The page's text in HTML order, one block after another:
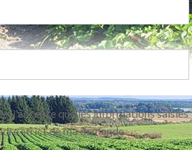
j'accepte que les informations saisies
strict de ma demande